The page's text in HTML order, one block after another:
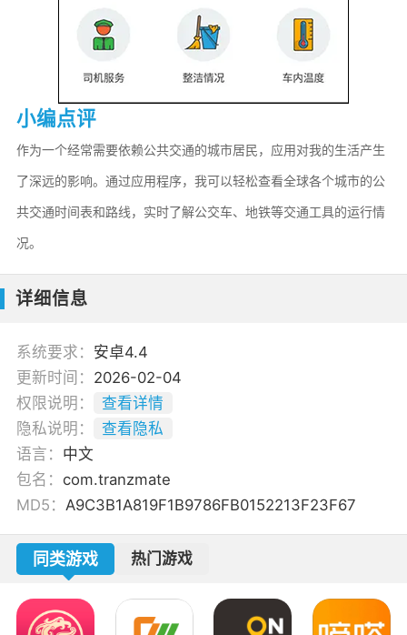
小编点评
作为一个经常需要依赖公共交通的城市居民，应用对我的生活产生
了深远的影响。通过应用程序，我可以轻松查看全球各个城市的公
共交通时间表和路线，实时了解公交车、地铁等交通工具的运行情
况。
详细信息
系统要求： 安卓4.4
更新时间： 2026-02-04
权限说明：
查看详情
隐私说明：
查看隐私
语言： 中文
包名： com.tranzmate
MD5： A9C3B1A819F1B9786FB0152213F23F67
同类游戏 热门游戏